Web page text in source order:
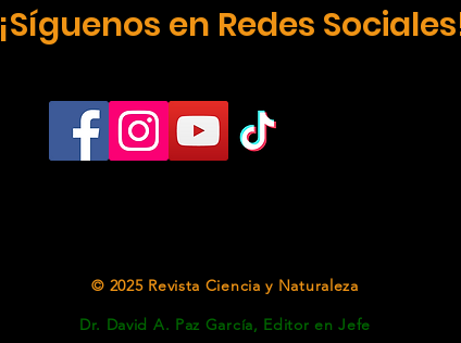
¡Síguenos en Redes
© 2025 Revista Ciencia y Naturaleza
Dr. David A. Paz García, Editor en Jefe